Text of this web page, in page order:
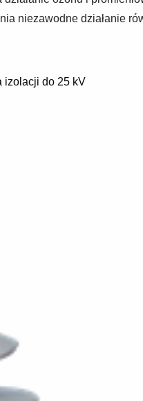
niezawodne działanie
izolacji do 25 kV